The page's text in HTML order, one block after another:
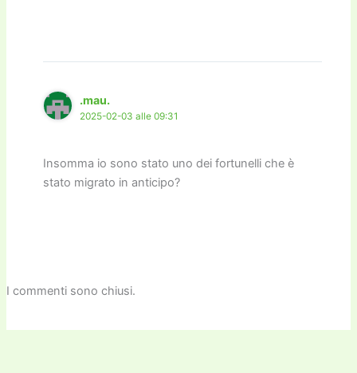
.mau.
2025-02-03 alle 09:31
Insomma io sono stato uno dei fortunelli che è
stato migrato in anticipo?
I commenti sono chiusi.